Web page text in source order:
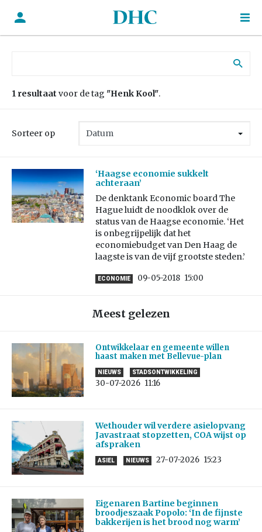
1 resultaat voor de tag "Henk Kool".
Sorteer op
‘Haagse economie sukkelt
achteraan’
De denktank Economic board The
Hague luidt de noodklok over de
status van de Haagse economie. ‘Het
is onbegrijpelijk dat het
economiebudget van Den Haag de
laagste is van de vijf grootste steden.’
ECONOMIE 09-05-2018 15:00
Meest gelezen
Ontwikkelaar en gemeente willen
haast maken met Bellevue-plan
NIEUWS STADSONTWIKKELING
30-07-2026 11:16
Wethouder wil verdere asielopvang
Javastraat stopzetten, COA wijst op
afspraken
ASIEL NIEUWS 27-07-2026 15:23
Eigenaren Bartine beginnen
broodjeszaak Popolo: ‘In de fijnste
bakkerijen is het brood nog warm’